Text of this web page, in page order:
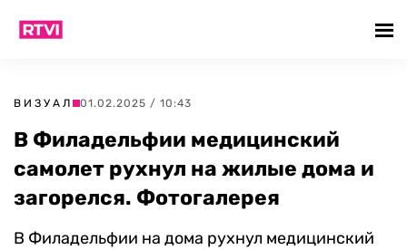
ВИЗУАЛ 01.02.2025 / 10:43
В Филадельфии медицинский
самолет рухнул на жилые дома и
загорелся. Фотогалерея
В Филадельфии на дома рухнул медицинский